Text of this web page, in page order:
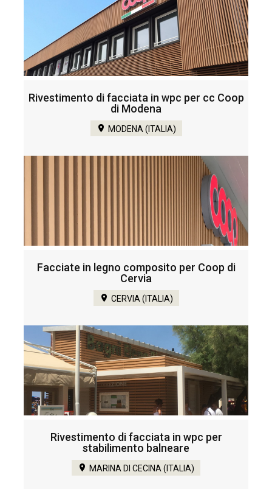
Rivestimento di facciata in wpc per cc Coop
di Modena
MODENA (ITALIA)
Facciate in legno composito per Coop di
Cervia
CERVIA (ITALIA)
Rivestimento di facciata in wpc per
stabilimento balneare
MARINA DI CECINA (ITALIA)